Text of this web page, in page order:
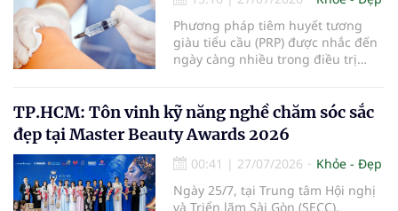
Phương pháp tiêm huyết tương
giàu tiểu cầu (PRP) được nhắc đến
ngày càng nhiều trong điều trị
chậm tiến triển bệnh. Vậy PRP hoạt
động theo cơ chế nào, mang lại
hiệu quả ra sao và những ai sẽ
phù hợp với phương pháp này?
TP.HCM: Tôn vinh kỹ năng nghề chăm sóc sắc
đẹp tại Master Beauty Awards 2026
00:41 | 27/07/2026
Khỏe - Đẹp
Ngày 25/7, tại Trung tâm Hội nghị
và Triển lãm Sài Gòn (SECC),